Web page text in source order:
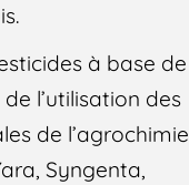
à base de
l’utilisation des
de l’agrochimie
Syngenta,